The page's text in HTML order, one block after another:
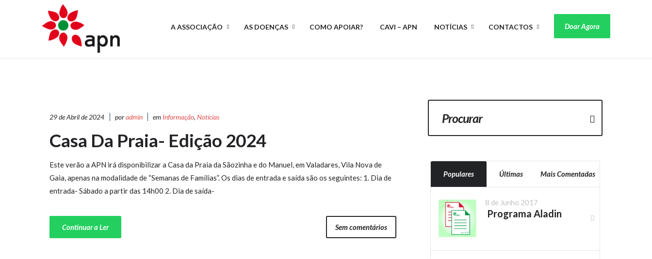
A ASSOCIAÇÃO AS DOENÇAS COMO APOIAR? CAVI – APN NOTÍCIAS CONTACTOS Doar Agora
29 de Abril de 2024 poradmin em Informação, Notícias
Casa Da Praia- Edição 2024
Este verão a APN irá disponibilizar a Casa da Praia da Sãozinha e do Manuel, em Valadares, Vila Nova de
Gaia, apenas na modalidade de “Semanas de Famílias”. Os dias de entrada e saída são os seguintes: 1. Dia de
entrada- Sábado a partir das 14h00 2. Dia de saída-
Continuar a Ler Sem comentários
Populares Últimas Mais Comentadas
8 de Junho 2017
Programa Aladin